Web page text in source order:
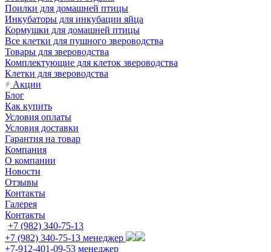
Поилки для домашней птицы
Инкубаторы для инкубации яйца
Кормушки для домашней птицы
Все клетки для пушного звероводства
Товары для звероводства
Комплектующие для клеток звероводства
Клетки для звероводства
Акции
Блог
Как купить
Условия оплаты
Условия доставки
Гарантия на товар
Компания
О компании
Новости
Отзывы
Контакты
Галерея
Контакты
+7 (982) 340-75-13
+7 (982) 340-75-13 менеджер
+7-912-401-09-53 менеджер